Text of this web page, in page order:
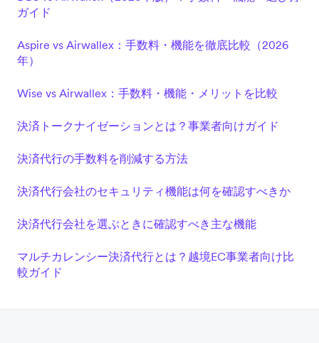
ガイド
Aspire vs Airwallex：手数料・機能を徹底比較（2026
年）
Wise vs Airwallex：手数料・機能・メリットを比較
決済トークナイゼーションとは？事業者向けガイド
決済代行の手数料を削減する方法
決済代行会社のセキュリティ機能は何を確認すべきか
決済代行会社を選ぶときに確認すべき主な機能
マルチカレンシー決済代行とは？越境EC事業者向け比
較ガイド